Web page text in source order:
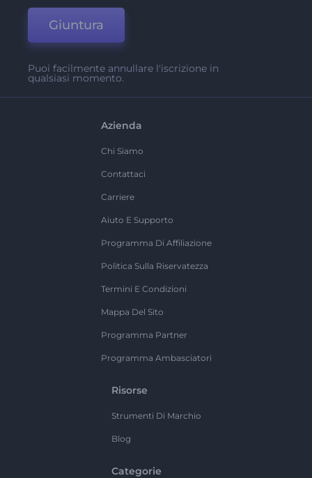
Giuntura
Puoi facilmente annullare l'iscrizione in
qualsiasi momento.
Azienda
Chi Siamo
Contattaci
Carriere
Aiuto E Supporto
Programma Di Affiliazione
Politica Sulla Riservatezza
Termini E Condizioni
Mappa Del Sito
Programma Partner
Programma Ambasciatori
Risorse
Strumenti Di Marchio
Blog
Categorie